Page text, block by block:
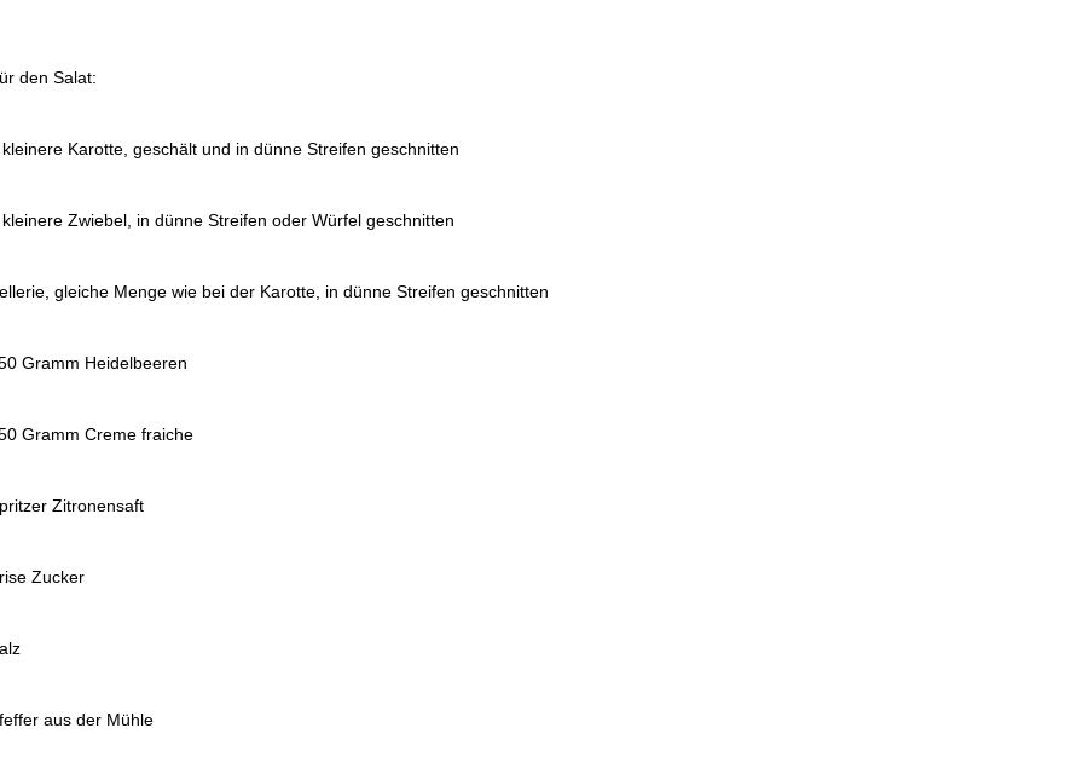
den Salat:
kleinere Karotte, geschält und in dünne Streifen geschnitten
kleinere Zwiebel, in dünne Streifen oder Würfel geschnitten
gleiche Menge wie bei der Karotte, in dünne Streifen geschnitten
Gramm Heidelbeeren
Gramm Creme fraiche
Zitronensaft
Zucker
aus der Mühle